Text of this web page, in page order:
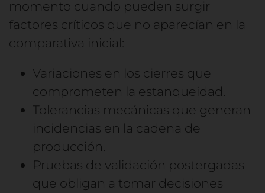
momento cuando pueden surgir
factores críticos que no aparecían en la
comparativa inicial:
Variaciones en los cierres que
comprometen la estanqueidad.
Tolerancias mecánicas que generan
incidencias en la cadena de
producción.
Pruebas de validación postergadas
que obligan a tomar decisiones